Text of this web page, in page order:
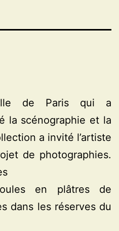
de Paris qui a
la scénographie et la
a invité l’artiste
de photographies.
en plâtres de
dans les réserves du